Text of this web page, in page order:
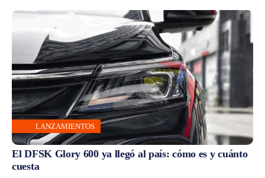
LANZAMIENTOS
El DFSK Glory 600 ya llegó al país: cómo es y cuánto
cuesta